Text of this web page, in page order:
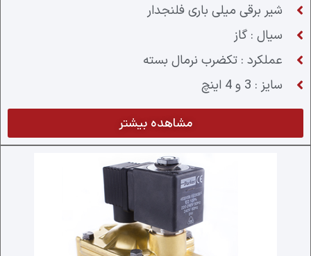
شیر برقی میلی باری فلنجدار
سیال : گاز
عملکرد : تکضرب نرمال بسته
سایز : 3 و 4 اینچ
مشاهده بیشتر